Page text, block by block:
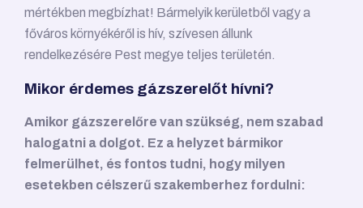
mértékben megbízhat! Bármelyik kerületből vagy a
főváros környékéről is hív, szívesen állunk
rendelkezésére Pest megye teljes területén.
Mikor érdemes gázszerelőt hívni?
Amikor gázszerelőre van szükség, nem szabad
halogatni a dolgot. Ez a helyzet bármikor
felmerülhet, és fontos tudni, hogy milyen
esetekben célszerű szakemberhez fordulni: